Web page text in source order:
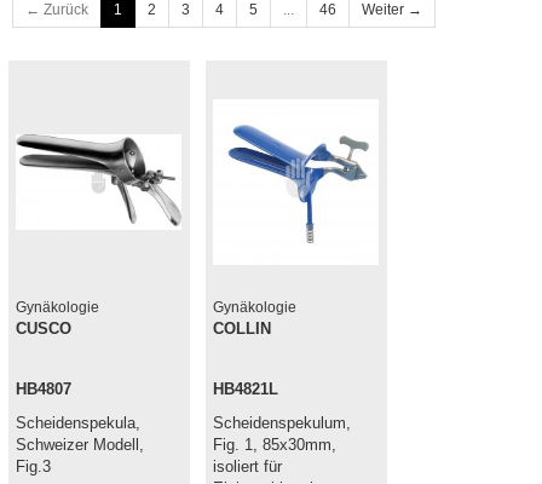
← Zurück 1 2 3 4 5 ... 46 Weiter →
Gynäkologie
CUSCO
HB4807
Scheidenspekula,
Schweizer Modell,
Fig.3
Gynäkologie
COLLIN
HB4821L
Scheidenspekulum,
Fig. 1, 85x30mm,
isoliert für